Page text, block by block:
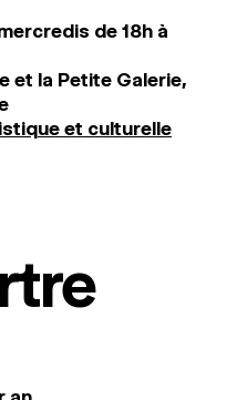
de 18h à
et la Petite Galerie,
et culturelle